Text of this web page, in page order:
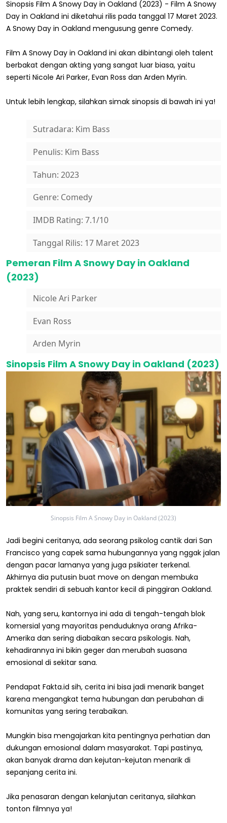
Sinopsis Film A Snowy Day in Oakland (2023) - Film A Snowy
Day in Oakland ini diketahui rilis pada tanggal 17 Maret 2023.
A Snowy Day in Oakland mengusung genre Comedy.
Film A Snowy Day in Oakland ini akan dibintangi oleh talent
berbakat dengan akting yang sangat luar biasa, yaitu
seperti Nicole Ari Parker, Evan Ross dan Arden Myrin.
Untuk lebih lengkap, silahkan simak sinopsis di bawah ini ya!
Sutradara: Kim Bass
Penulis: Kim Bass
Tahun: 2023
Genre: Comedy
IMDB Rating: 7.1/10
Tanggal Rilis: 17 Maret 2023
Pemeran Film A Snowy Day in Oakland
(2023)
Nicole Ari Parker
Evan Ross
Arden Myrin
Sinopsis Film A Snowy Day in Oakland (2023)
Sinopsis Film A Snowy Day in Oakland (2023)
Jadi begini ceritanya, ada seorang psikolog cantik dari San
Francisco yang capek sama hubungannya yang nggak jalan
dengan pacar lamanya yang juga psikiater terkenal.
Akhirnya dia putusin buat move on dengan membuka
praktek sendiri di sebuah kantor kecil di pinggiran Oakland.
Nah, yang seru, kantornya ini ada di tengah-tengah blok
komersial yang mayoritas penduduknya orang Afrika-
Amerika dan sering diabaikan secara psikologis. Nah,
kehadirannya ini bikin geger dan merubah suasana
emosional di sekitar sana.
Pendapat Fakta.id sih, cerita ini bisa jadi menarik banget
karena mengangkat tema hubungan dan perubahan di
komunitas yang sering terabaikan.
Mungkin bisa mengajarkan kita pentingnya perhatian dan
dukungan emosional dalam masyarakat. Tapi pastinya,
akan banyak drama dan kejutan-kejutan menarik di
sepanjang cerita ini.
Jika penasaran dengan kelanjutan ceritanya, silahkan
tonton filmnya ya!